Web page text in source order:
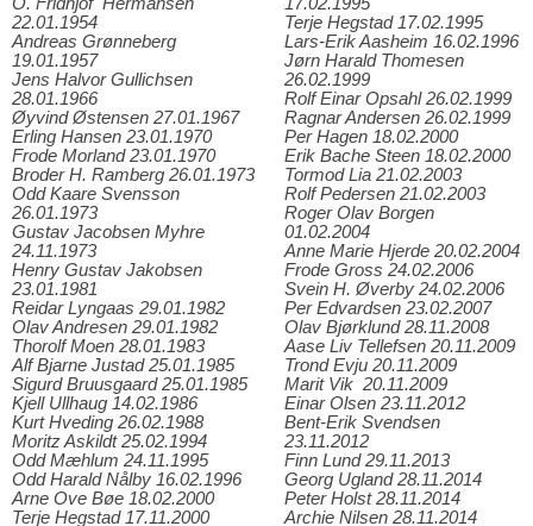
22.01.1954
Andreas Grønneberg
19.01.1957
Jens Halvor Gullichsen
28.01.1966
Øyvind Østensen 27.01.1967
Erling Hansen 23.01.1970
Frode Morland 23.01.1970
Broder H. Ramberg 26.01.1973
Odd Kaare Svensson
26.01.1973
Gustav Jacobsen Myhre
24.11.1973
Henry Gustav Jakobsen
23.01.1981
Reidar Lyngaas 29.01.1982
Olav Andresen 29.01.1982
Thorolf Moen 28.01.1983
Alf Bjarne Justad 25.01.1985
Sigurd Bruusgaard 25.01.1985
Kjell Ullhaug 14.02.1986
Kurt Hveding 26.02.1988
Moritz Askildt 25.02.1994
Odd Mæhlum 24.11.1995
Odd Harald Nålby 16.02.1996
Arne Ove Bøe 18.02.2000
Terje Hegstad 17.11.2000
Terje Hegstad 17.02.1995
Lars-Erik Aasheim 16.02.1996
Jørn Harald Thomesen
26.02.1999
Rolf Einar Opsahl 26.02.1999
Ragnar Andersen 26.02.1999
Per Hagen 18.02.2000
Erik Bache Steen 18.02.2000
Tormod Lia 21.02.2003
Rolf Pedersen 21.02.2003
Roger Olav Borgen
01.02.2004
Anne Marie Hjerde 20.02.2004
Frode Gross 24.02.2006
Svein H. Øverby 24.02.2006
Per Edvardsen 23.02.2007
Olav Bjørklund 28.11.2008
Aase Liv Tellefsen 20.11.2009
Trond Evju 20.11.2009
Marit Vik 20.11.2009
Einar Olsen 23.11.2012
Bent-Erik Svendsen
23.11.2012
Finn Lund 29.11.2013
Georg Ugland 28.11.2014
Peter Holst 28.11.2014
Archie Nilsen 28.11.2014